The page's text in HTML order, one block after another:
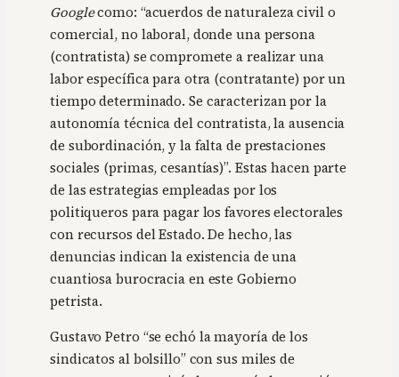
Googlecomo: “acuerdos de naturaleza civil o
comercial, no laboral, donde una persona
(contratista) se compromete a realizar una
labor específica para otra (contratante) por un
tiempo determinado. Se caracterizan por la
autonomía técnica del contratista, la ausencia
de subordinación, y la falta de prestaciones
sociales (primas, cesantías)”. Estas hacen parte
de las estrategias empleadas por los
politiqueros para pagar los favores electorales
con recursos del Estado. De hecho, las
denuncias indican la existencia de una
cuantiosa burocracia en este Gobierno
petrista.
Gustavo Petro “se echó la mayoría de los
sindicatos al bolsillo” con sus miles de